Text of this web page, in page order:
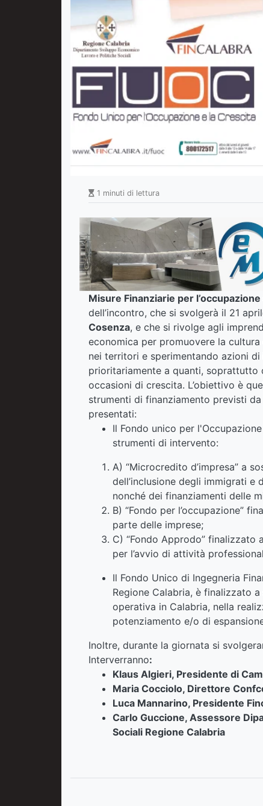
1 minuti di lettura
Misure Finanziarie per
dell’incontro, che si svolgerà il 21
Cosenza, e che si rivolge agli
economica per promuovere la
nei territori e sperimentando azioni
prioritariamente a quanti, soprattutto
occasioni di crescita. L’obiettivo è
strumenti di finanziamento previsti da
presentati:
Il Fondo unico per
strumenti di intervento:
A) “Microcredito d’impresa” a
dell’inclusione degli immigrati
nonché dei finanziamenti delle
B) “Fondo per l’occupazione”
parte delle imprese;
C) “Fondo Approdo”
per l’avvio di attività
Il Fondo Unico di Ingegneria
Regione Calabria, è finalizzato
operativa in Calabria, nella
potenziamento e/o di
Inoltre, durante la giornata si
Interverranno:
Klaus Algieri, Presidente di
Maria Cocciolo, Direttore
Luca Mannarino, Presidente
Carlo Guccione, Assessore
Sociali Regione Calabria